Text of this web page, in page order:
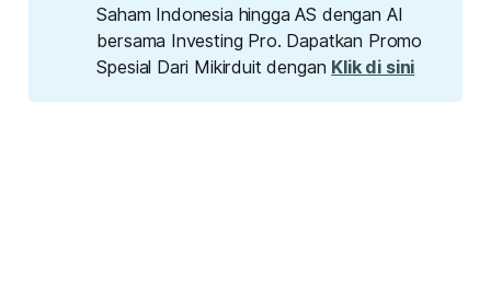
Saham Indonesia hingga AS dengan AI
bersama Investing Pro. Dapatkan Promo
Spesial Dari Mikirduit dengan Klik di sini